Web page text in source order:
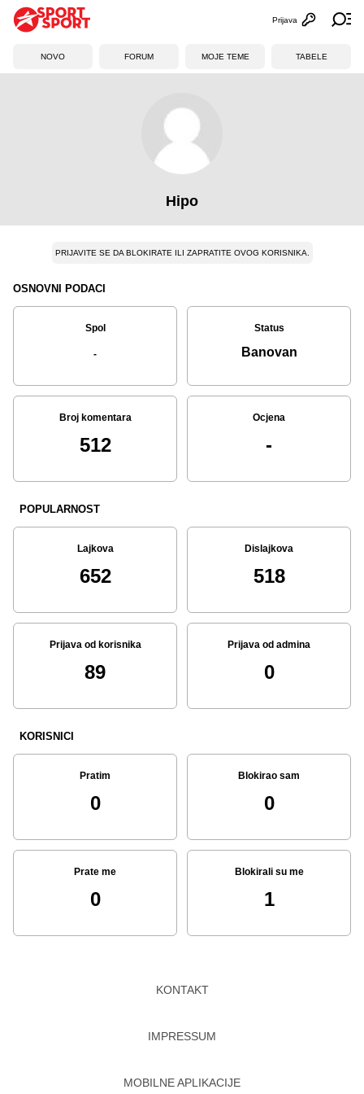
Otvori
Prijava
NOVO FORUM MOJE TEME TABELE
Hipo
PRIJAVITE SE DA BLOKIRATE ILI ZAPRATITE OVOG KORISNIKA.
OSNOVNI PODACI
Spol
-
Status
Banovan
Broj komentara
512
Ocjena
-
POPULARNOST
Lajkova
652
Dislajkova
518
Prijava od korisnika
89
Prijava od admina
0
KORISNICI
Pratim
0
Blokirao sam
0
Prate me
0
Blokirali su me
1
KONTAKT
IMPRESSUM
MOBILNE APLIKACIJE